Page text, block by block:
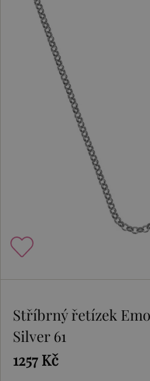
Stříbrný řetízek
Silver 61
1257 Kč